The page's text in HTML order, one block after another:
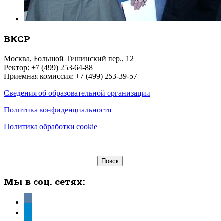
ВКСР
Москва, Большой Тишинский пер., 12
Ректор: +7 (499) 253-64-88
Приемная комиссия: +7 (499) 253-39-57
Сведения об образовательной организации
Политика конфиденциальности
Политика обработки cookie
Мы в соц. сетях: